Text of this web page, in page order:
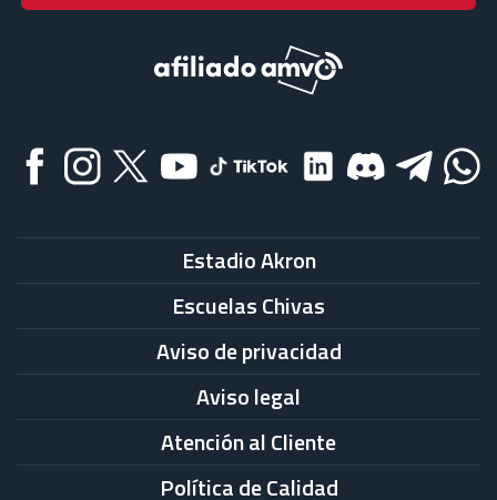
Estadio Akron
Escuelas Chivas
Aviso de privacidad
Aviso legal
Atención al Cliente
Política de Calidad